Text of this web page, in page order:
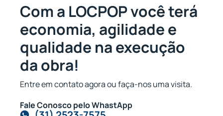
Com a LOCPOP você terá
economia, agilidade e
qualidade na execução
da obra!
Entre em contato agora ou faça-nos uma visita.
Fale Conosco pelo WhastApp